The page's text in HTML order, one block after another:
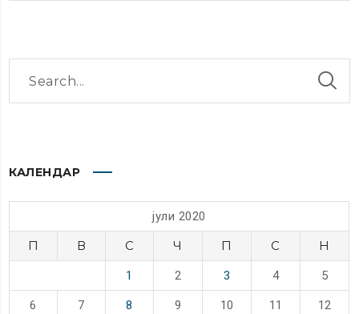
КАЛЕНДАР
јули 2020
П В С Ч П С Н
1 2 3 4 5
6 7 8 9 10 11 12